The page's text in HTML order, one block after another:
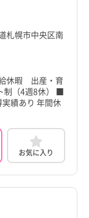
札幌市中央区南
休暇 出産・育
（4週8休） ■
績あり 年間休
お気に入り